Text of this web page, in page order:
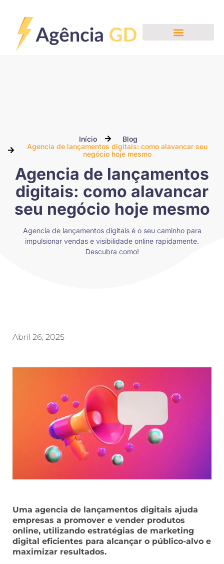
Início
Blog
Agencia de lançamentos digitais: como alavancar seu
negócio hoje mesmo
Agencia de lançamentos
digitais: como alavancar
seu negócio hoje mesmo
Agencia de lançamentos digitais é o seu caminho para
impulsionar vendas e visibilidade online rapidamente.
Descubra como!
Abril 26, 2025
Uma agencia de lançamentos digitais ajuda
empresas a promover e vender produtos
online, utilizando estratégias de marketing
digital eficientes para alcançar o público-alvo e
maximizar resultados.